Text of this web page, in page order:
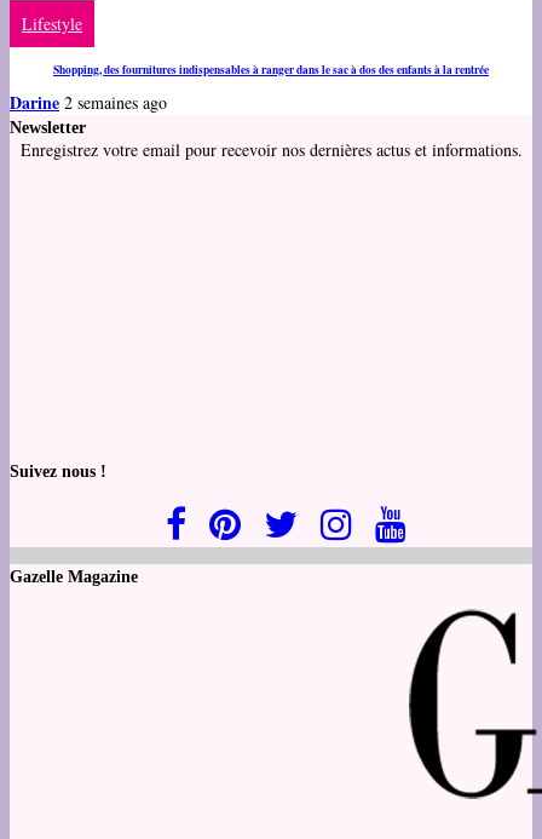
Lifestyle
Shopping, des fournitures indispensables à ranger dans le sac à dos des enfants à la rentrée
Darine 2 semaines ago
Newsletter
Enregistrez votre email pour recevoir nos dernières actus et informations.
Suivez nous !
Gazelle Magazine